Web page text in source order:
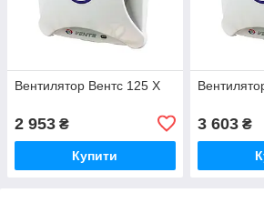
Вентилятор Вентс 125 Х
2 953 ₴
Купити
3 603₴